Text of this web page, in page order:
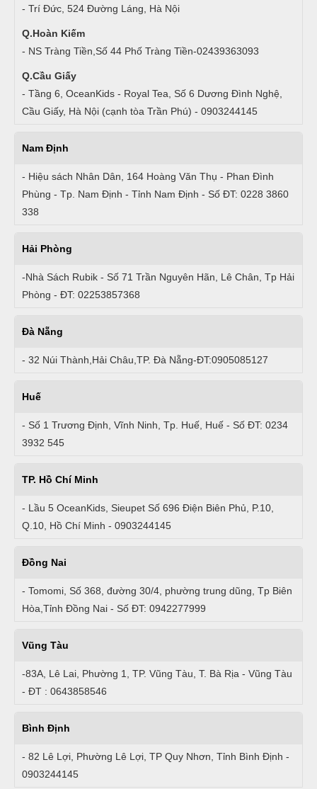
- Trí Đức, 524 Đường Láng, Hà Nội
Q.Hoàn Kiếm
- NS Tràng Tiền,Số 44 Phố Tràng Tiền-02439363093
Q.Cầu Giấy
- Tầng 6, OceanKids - Royal Tea, Số 6 Dương Đình Nghệ,
Cầu Giấy, Hà Nội (cạnh tòa Trần Phú) - 0903244145
Nam Định
- Hiệu sách Nhân Dân, 164 Hoàng Văn Thụ - Phan Đình
Phùng - Tp. Nam Định - Tỉnh Nam Định - Số ĐT: 0228 3860
338
Hải Phòng
-Nhà Sách Rubik - Số 71 Trần Nguyên Hãn, Lê Chân, Tp Hải
Phòng - ĐT: 02253857368
Đà Nẵng
- 32 Núi Thành,Hải Châu,TP. Đà Nẵng-ĐT:0905085127
Huế
- Số 1 Trương Định, Vĩnh Ninh, Tp. Huế, Huế - Số ĐT: 0234
3932 545
TP. Hồ Chí Minh
- Lầu 5 OceanKids, Sieupet Số 696 Điện Biên Phủ, P.10,
Q.10, Hồ Chí Minh - 0903244145
Đồng Nai
- Tomomi, Số 368, đường 30/4, phường trung dũng, Tp Biên
Hòa,Tỉnh Đồng Nai - Số ĐT: 0942277999
Vũng Tàu
-83A, Lê Lai, Phường 1, TP. Vũng Tàu, T. Bà Rịa - Vũng Tàu
- ĐT : 0643858546
Bình Định
- 82 Lê Lợi, Phường Lê Lợi, TP Quy Nhơn, Tỉnh Bình Định -
0903244145